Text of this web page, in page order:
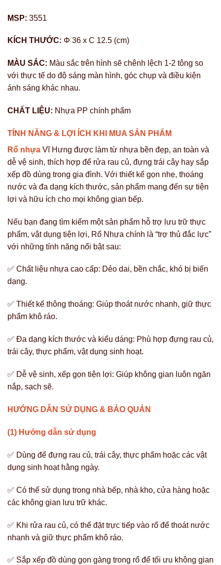
MSP: 3551
KÍCH THƯỚC: Φ 36 x C 12.5 (cm)
MÀU SẮC: Màu sắc trên hình sẽ chênh lệch 1-2 tông so
với thực tế do độ sáng màn hình, góc chụp và điều kiện
ánh sáng khác nhau.
CHẤT LIỆU: Nhựa PP chính phẩm
TÍNH NĂNG & LỢI ÍCH KHI MUA SẢN PHẨM
Rổ nhựa Vĩ Hưng được làm từ nhựa bền đẹp, an toàn và
dễ vệ sinh, thích hợp để rửa rau củ, đựng trái cây hay sắp
xếp đồ dùng trong gia đình. Với thiết kế gọn nhẹ, thoáng
nước và đa dạng kích thước, sản phẩm mang đến sự tiện
lợi và hữu ích cho mọi không gian bếp.
Nếu bạn đang tìm kiếm một sản phẩm hỗ trợ lưu trữ thực
phẩm, vật dụng tiện lợi, Rổ Nhựa chính là “trợ thủ đắc lực”
với những tính năng nổi bật sau:
✅ Chất liệu nhựa cao cấp: Dẻo dai, bền chắc, khó bị biến
dạng.
✅ Thiết kế thông thoáng: Giúp thoát nước nhanh, giữ thực
phẩm khô ráo.
✅ Đa dạng kích thước và kiểu dáng: Phù hợp đựng rau củ,
trái cây, thực phẩm, vật dụng sinh hoạt.
✅ Dễ vệ sinh, xếp gọn tiện lợi: Giúp không gian luôn ngăn
nắp, sạch sẽ.
HƯỚNG DẪN SỬ DỤNG & BẢO QUẢN
(1) Hướng dẫn sử dụng
✅ Dùng để đựng rau củ, trái cây, thực phẩm hoặc các vật
dụng sinh hoạt hằng ngày.
✅ Có thể sử dụng trong nhà bếp, nhà kho, cửa hàng hoặc
các không gian lưu trữ khác.
✅ Khi rửa rau củ, có thể đặt trực tiếp vào rổ để thoát nước
nhanh và giữ thực phẩm khô ráo.
✅ Sắp xếp đồ dùng gọn gàng trong rổ để tối ưu không gian